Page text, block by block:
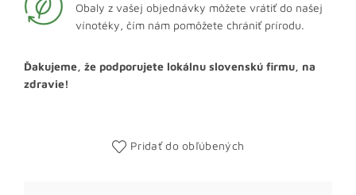
Obaly z vašej objednávky môžete vrátiť do našej
vínotéky, čím nám pomôžete chrániť prírodu.
Ďakujeme, že podporujete lokálnu slovenskú firmu, na
zdravie!
Pridať do obľúbených